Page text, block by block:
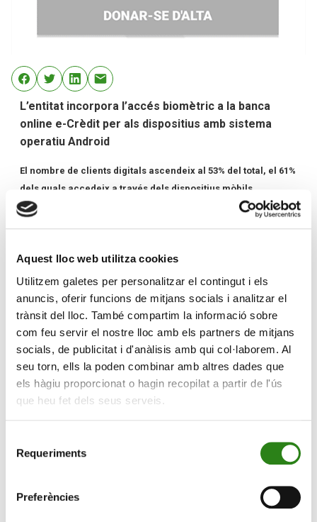
Aquest lloc web utilitza cookies
Utilitzem galetes per personalitzar el contingut i els
anuncis, oferir funcions de mitjans socials i analitzar el
trànsit del lloc. També compartim la informació sobre
com feu servir el nostre lloc amb els partners de mitjans
socials, de publicitat i d'anàlisis amb qui col·laborem. Al
seu torn, ells la poden combinar amb altres dades que
els hàgiu proporcionat o hagin recopilat a partir de l'ús
que heu fet dels seus serveis.
Requeriments
Preferències
L’entitat incorpora l’accés biomètric a la banca
online e-Crèdit per als dispositius amb sistema
operatiu Android
El nombre de clients digitals ascendeix al 53% del total, el 61%
dels quals accedeix a través dels dispositius mòbils
Crèdit Andorrà ha incorporat l’accés biomètric amb
empremta digital a la bancaonlinee-Crèdit per als
dispositius amb sistema operatiu Android. El servei,
disponible en l’última versió de l’
suma a la identificació per empremta digital (Touch ID
per identificació facial (Face ID) ja disponibles per als
dispositius iOS.
Amb aquesta implementació els clients poden entrar de
manera segura a la seva banca online sense necessitat
d’introduir l’usuari i la contrasenya cada vegada que hi
vulguin accedir. El sistema d’activació és segur i senzill;
empremta digital i completar el procés de registre per
associar les dades d’identificació del client amb
L’e-Crèdit és l’aplicació de banca
de Crèdit